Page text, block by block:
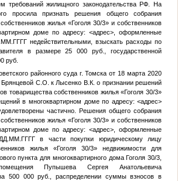
требований жилищного законодательства РФ. На
просила признать решения общего собрания
жилья «Гоголя 30/3» и собственников
доме по адресу:<адрес> , оформленные
недействительными, взыскать расходы по
в размере 25 000 руб., государственной
руб.
районного суда г. Томска от 18 марта 2020
Брянцевой С.О. к Лысенко В.К. о признании решений
товарищества собственников жилья «Гоголя 30/3»
в многоквартирном доме по адресу:<адрес>
частично. Решения общего собрания
жилья «Гоголя 30/3» и собственников
доме по адресу:<адрес> , оформленные
ДД.ММ.ГГГГв части покупки юридическому лицу
жилья «Гоголя 30/3» недвижимости для
пункта для многоквартирного дома Гоголя 30/3,
Пупышева Сергея Анатольевича
500 000 руб., распределении суммы взносов в